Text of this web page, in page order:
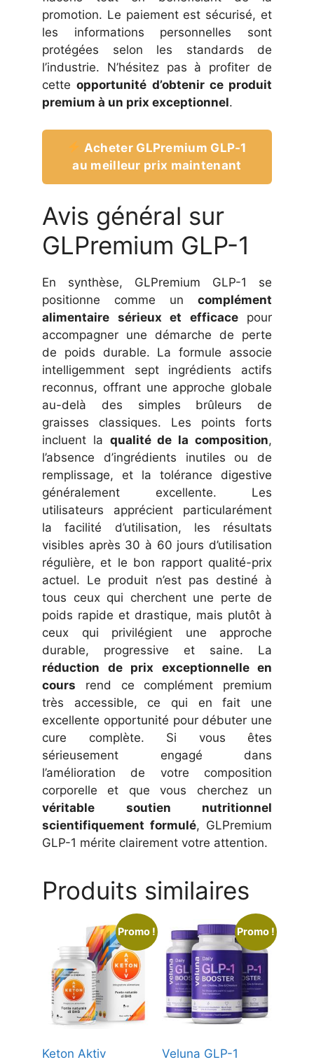
promotion. Le paiement est sécurisé, et
les informations personnelles sont
protégées selon les standards de
l’industrie. N’hésitez pas à profiter de
cetteopportunité d’obtenir ce produit
premium à un prix exceptionnel.
Acheter GLPremium GLP-1
au meilleur prix maintenant
Avis général sur
GLPremium GLP-1
En synthèse, GLPremium GLP-1 se
positionne comme un complément
alimentaire sérieux et efficacepour
accompagner une démarche de perte
de poids durable. La formule associe
intelligemment sept ingrédients actifs
reconnus, offrant une approche globale
au-delà des simples brûleurs de
graisses classiques. Les points forts
incluent la qualité de la composition,
l’absence d’ingrédients inutiles ou de
remplissage, et la tolérance digestive
généralement excellente. Les
utilisateurs apprécient particularément
la facilité d’utilisation, les résultats
visibles après 30 à 60 jours d’utilisation
régulière, et le bon rapport qualité-prix
actuel. Le produit n’est pas destiné à
tous ceux qui cherchent une perte de
poids rapide et drastique, mais plutôt à
ceux qui privilégient une approche
durable, progressive et saine. La
réduction de prix exceptionnelle en
cours rend ce complément premium
très accessible, ce qui en fait une
excellente opportunité pour débuter une
cure complète. Si vous êtes
sérieusement engagé dans
l’amélioration de votre composition
corporelle et que vous cherchez un
véritable soutien nutritionnel
scientifiquement formulé, GLPremium
GLP-1 mérite clairement votre attention.
Produits similaires
Promo !
Keton Aktiv
Promo !
Veluna GLP-1